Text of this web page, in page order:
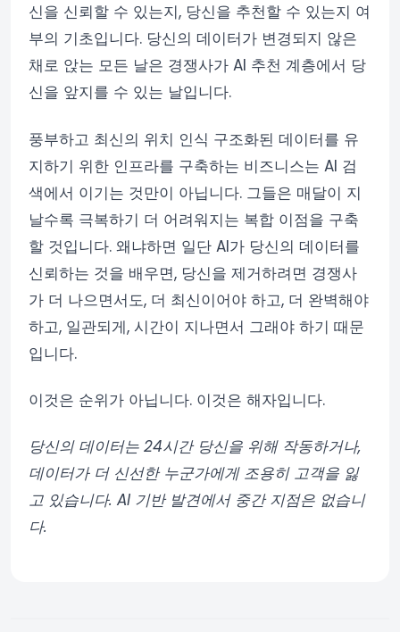
신을 신뢰할 수 있는지, 당신을 추천할 수 있는지 여
부의 기초입니다. 당신의 데이터가 변경되지 않은
채로 앉는 모든 날은 경쟁사가 AI 추천 계층에서 당
신을 앞지를 수 있는 날입니다.
풍부하고 최신의 위치 인식 구조화된 데이터를 유
지하기 위한 인프라를 구축하는 비즈니스는 AI 검
색에서 이기는 것만이 아닙니다. 그들은 매달이 지
날수록 극복하기 더 어려워지는 복합 이점을 구축
할 것입니다. 왜냐하면 일단 AI가 당신의 데이터를
신뢰하는 것을 배우면, 당신을 제거하려면 경쟁사
가 더 나으면서도, 더 최신이어야 하고, 더 완벽해야
하고, 일관되게, 시간이 지나면서 그래야 하기 때문
입니다.
이것은 순위가 아닙니다. 이것은 해자입니다.
당신의 데이터는 24시간 당신을 위해 작동하거나,
데이터가 더 신선한 누군가에게 조용히 고객을 잃
고 있습니다. AI 기반 발견에서 중간 지점은 없습니
다.